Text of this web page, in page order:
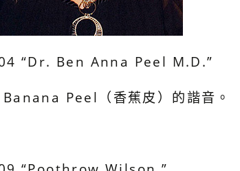
“Dr. Ben Anna Peel M.D.”
Peel（香蕉皮）的諧音。